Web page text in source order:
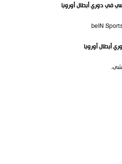
في دوري أبطال أوروبا
أبطال أوروبا